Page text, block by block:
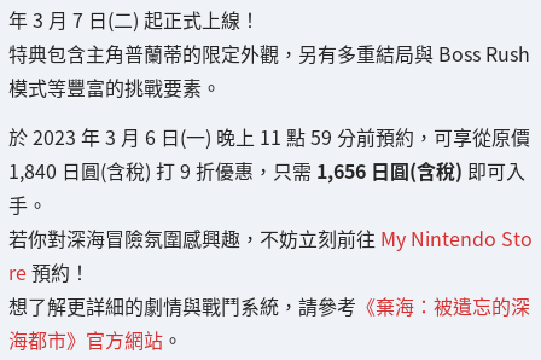
年 3 月 7 日(二) 起正式上線！
特典包含主角普蘭蒂的限定外觀，另有多重結局與 Boss Rush
模式等豐富的挑戰要素。
於 2023 年 3 月 6 日(一) 晚上 11 點 59 分前預約，可享從原價
1,840 日圓(含稅) 打 9 折優惠，只需 1,656 日圓(含稅) 即可入
手。
若你對深海冒險氛圍感興趣，不妨立刻前往 My Nintendo Sto
re預約！
想了解更詳細的劇情與戰鬥系統，請參考 《棄海：被遺忘的深
海都市》官方網站 。